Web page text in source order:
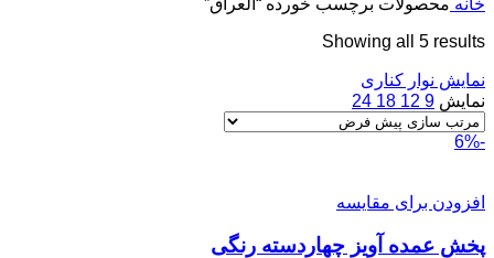
خانه محصولات برچسب خورده “العراق”
Showing all 5 results
نمایش نوار کناری
نمایش 9
12
18
24
-6%
افزودن برای مقایسه
پخش عمده آویز چهاردسته رنگی